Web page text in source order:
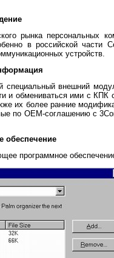
рынка персональных
в российской части
устройств.
специальный внешний
и обмениваться ими с
их более ранние
по OEM-соглашению c
обеспечение
программное